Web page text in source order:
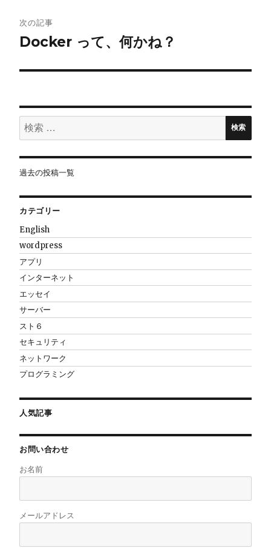
ゲ
ー
シ
ョ
ン
次の記事
Docker って、何かね？
検
索:
検索
過去の投稿一覧
カテゴリー
English
wordpress
アプリ
インターネット
エッセイ
サーバー
スト６
セキュリティ
ネットワーク
プログラミング
人気記事
お問い合わせ
お名前
メールアドレス